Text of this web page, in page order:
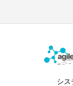
シス